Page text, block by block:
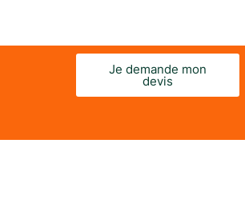
Je demande mon
devis